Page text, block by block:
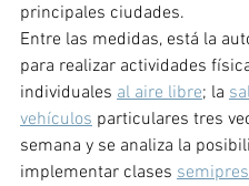
principales ciudades.
Entre las medidas, está la
para realizar actividades
individuales al aire libre; la
vehículos particulares tres
semana y se analiza la
implementar clases